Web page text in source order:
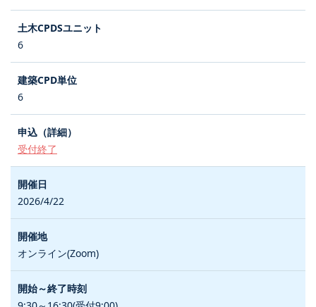
6
6
受付終了
2026/4/22
オンライン(Zoom)